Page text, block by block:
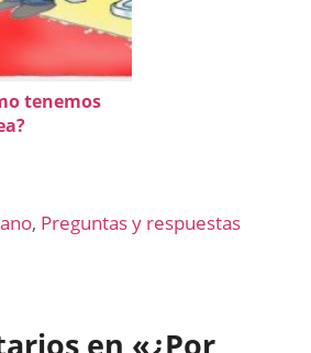
tenemos
, Preguntas y respuestas
en «¿Por